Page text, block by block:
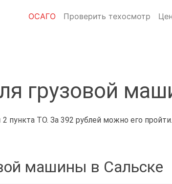
ОСАГО Проверить техосмотр
грузовой
пункта ТО. За 392 рублей можно его
машины в Сальске